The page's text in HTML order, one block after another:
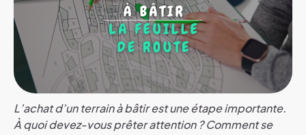
L’achat d’un terrain à bâtir est une étape importante.
À quoi devez-vous prêter attention ? Comment se